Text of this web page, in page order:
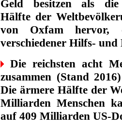
Geld besitzen als
Hälfte der
von Oxfam hervor,
verschiedener Hilfs-
Die reichsten acht
zusammen (Stand
Die ärmere Hälfte der
Milliarden Menschen
auf 409 Milliarden US-